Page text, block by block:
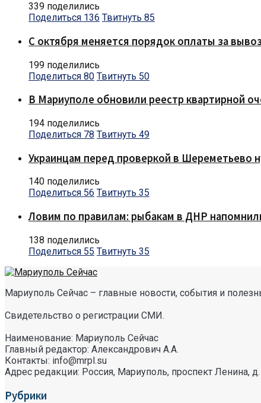
339 поделились
Поделиться 136 Твитнуть 85
С октября меняется порядок оплаты за
199 поделились
Поделиться 80 Твитнуть 50
В Мариуполе обновили реестр квартирной
194 поделились
Поделиться 78 Твитнуть 49
Украинцам перед проверкой в Шереметьево
140 поделились
Поделиться 56 Твитнуть 35
Ловим по правилам: рыбакам в ДНР
138 поделились
Поделиться 55 Твитнуть 35
Мариуполь Сейчас – главные новости, события и
Свидетельство о регистрации СМИ.
Наименование: Мариуполь Сейчас
Главный редактор: Александрович А.А.
Контакты: info@mrpl.su
Адрес редакции: Россия, Мариуполь, проспект Ленина,
Рубрики